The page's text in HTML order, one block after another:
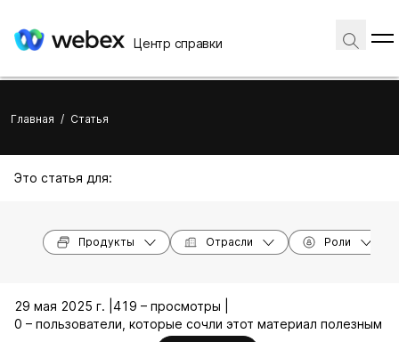
Центр справки
Главная / Статья
Это статья для:
Продукты Отрасли Роли
29 мая 2025 г. | 419 – просмотры |
0 – пользователи, которые сочли этот материал полезным